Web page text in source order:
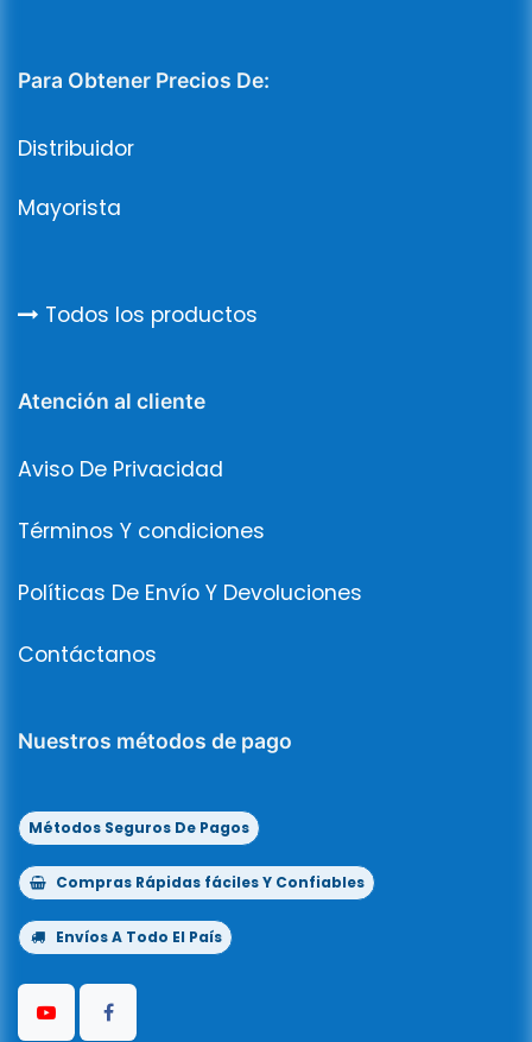
Para Obtener Precios De:
Distribuidor
Mayorista
Todos los productos
Atención al cliente
Aviso De Privacidad
Términos Y condiciones
Políticas De Envío Y Devoluciones
Contáctanos
Nuestros métodos de pago
Métodos Seguros De Pagos
Compras Rápidas fáciles Y Confiables
Envíos A Todo El País